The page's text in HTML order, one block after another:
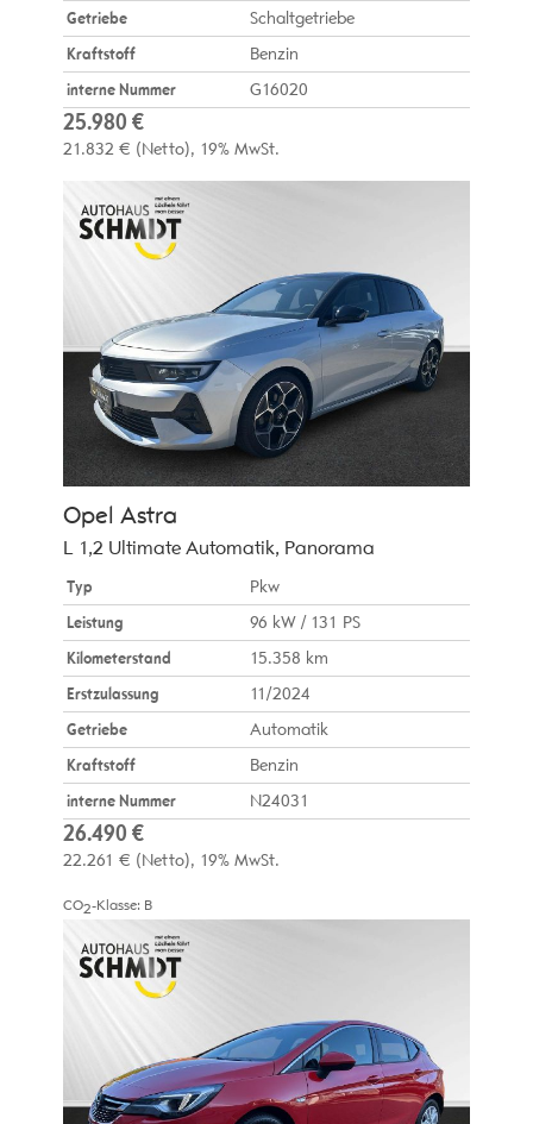
Getriebe
Schaltgetriebe
Kraftstoff
Benzin
interne Nummer
G16020
25.980 €
21.832 € (Netto) 19% MwSt.
Opel Astra
L 1,2 Ultimate Automatik, Panorama
Typ
Pkw
Leistung
96 kW / 131 PS
Kilometerstand
15.358 km
Erstzulassung
11/2024
Getriebe
Automatik
Kraftstoff
Benzin
interne Nummer
N24031
26.490 €
22.261 € (Netto) 19% MwSt.
CO2-Klasse: B